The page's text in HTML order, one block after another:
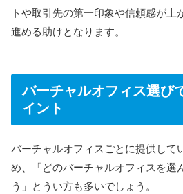
【横浜
法人登記の可否 可能
その他のサービス
※非対応拠
公式HP https://
トや取引先の第一印象や信頼感が上
進める助けとなります。
バーチャルオフィス選び
イント
バーチャルオフィスごとに提供して
め、「どのバーチャルオフィスを選
う」とうい方も多いでしょう。